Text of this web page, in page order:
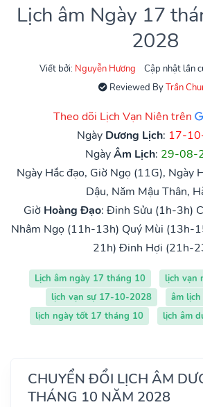
Lịch âm Ngày 17
2028
Viết bởi: Nguyễn Hương
Cập nhật lần
Reviewed ByTrần
Theo dõi Lịch Vạn Niên trên
Ngày Dương Lịch: 17-
NgàyÂm Lịch: 29-08-
Ngày Hắc đạo, Giờ Ngọ (11G), Ngày
Dậu, Năm Mậu Thân,
Giờ Hoàng Đạo: Đinh Sửu (1h-3h)
Nhâm Ngọ (11h-13h) Quý Mùi (13h-
21h) Đinh Hợi (21h-
Lịch âm ngày 17 tháng 10
lịch vạn
lịch vạn sự 17-10-2028
âm
lịch ngày tốt 17 tháng 10
lịch âm
CHUYỂN ĐỔI LỊCH ÂM
THÁNG 10 NĂM 2028